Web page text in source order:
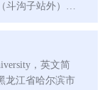
斗沟子站外）至
，英文简
龙江省哈尔滨市